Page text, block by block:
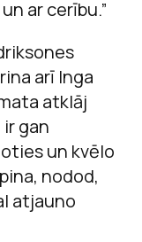
ar cerību.”
arī Inga
atklāj
gan
un kvēlo
nodod,
atjauno